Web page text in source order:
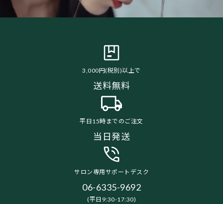
3,000円(税別)以上で
送料無料
平日15時までのご注文
当日発送
サロン専用サポートデスク
06-6335-9692
(平日9:30-17:30)